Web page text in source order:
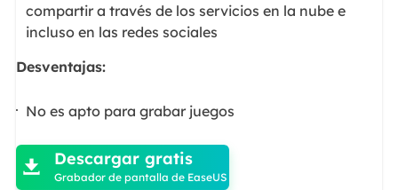
compartir a través de los servicios en la nube e
incluso en las redes sociales
Desventajas:
No es apto para grabar juegos

 Descargar gratis
Grabador de pantalla de EaseUS